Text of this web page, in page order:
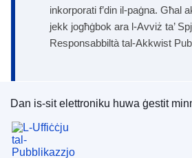
inkorporati f’din il-paġna. Għal
jekk jogħġbok ara l-Avviż ta’
Responsabbiltà tal-Akkwist
L-Uffiċċju tal-
Dan is-sit elettroniku huwa ġestit